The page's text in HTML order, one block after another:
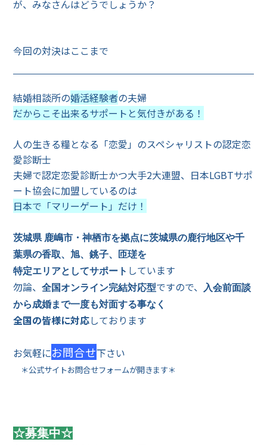
が、みなさんはどうでしょうか？
今回の対決はここまで
結婚相談所の婚活経験者の夫婦
だからこそ出来るサポートと気付きがある！
人の生きる糧となる「恋愛」のスペシャリストの認定恋
愛診断士
夫婦で認定恋愛診断士かつ大手2大連盟、日本LGBTサポ
ート協会に加盟しているのは
日本で「マリーゲート」だけ！
茨城県 鹿嶋市・神栖市を拠点に茨城県の鹿行地区や千
葉県の香取、旭、銚子、匝瑳を
特定エリアとしてサポート しています
勿論、全国オンライン完結対応型ですので、
入会前面談
から成婚まで一度も対面する事なく
全国の皆様に対応しております
お気軽にお問合せ下さい
＊公式サイトお問合せフォームが開きます＊
☆募集中☆